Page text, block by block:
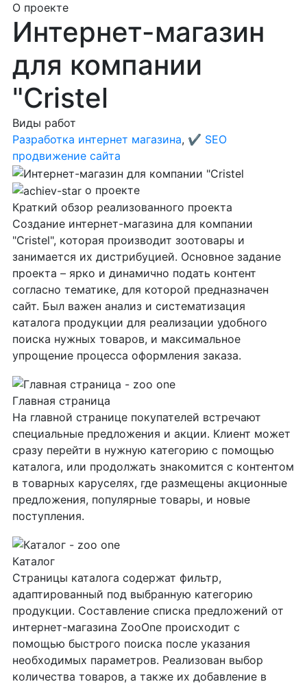
О проекте
Интернет-магазин
для компании
"Cristel
Виды работ
Разработка интернет магазина, ✔️ SEO
продвижение сайта
о проекте
Краткий обзор реализованного проекта
Создание интернет-магазина для компании
"Cristel", которая производит зоотовары и
занимается их дистрибуцией. Основное задание
проекта – ярко и динамично подать контент
согласно тематике, для которой предназначен
сайт. Был важен анализ и систематизация
каталога продукции для реализации удобного
поиска нужных товаров, и максимальное
упрощение процесса оформления заказа.
Главная страница
На главной странице покупателей встречают
специальные предложения и акции. Клиент может
сразу перейти в нужную категорию с помощью
каталога, или продолжать знакомится с контентом
в товарных каруселях, где размещены акционные
предложения, популярные товары, и новые
поступления.
Каталог
Страницы каталога содержат фильтр,
адаптированный под выбранную категорию
продукции. Составление списка предложений от
интернет-магазина ZooOne происходит с
помощью быстрого поиска после указания
необходимых параметров. Реализован выбор
количества товаров, а также их добавление в